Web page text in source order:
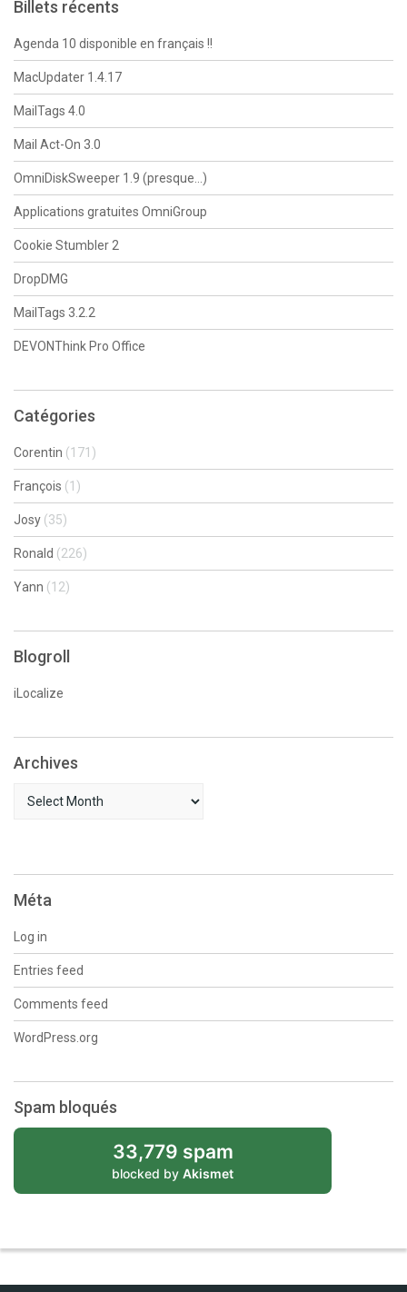
Billets récents
Agenda 10 disponible en français !!
MacUpdater 1.4.17
MailTags 4.0
Mail Act-On 3.0
OmniDiskSweeper 1.9 (presque…)
Applications gratuites OmniGroup
Cookie Stumbler 2
DropDMG
MailTags 3.2.2
DEVONThink Pro Office
Catégories
Corentin (171)
François (1)
Josy (35)
Ronald (226)
Yann (12)
Blogroll
iLocalize
Archives
Méta
Log in
Entries feed
Comments feed
WordPress.org
Spam bloqués
33,779 spam
blocked by Akismet